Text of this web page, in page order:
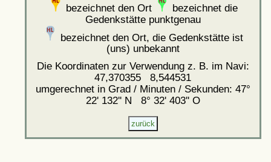
bezeichnet den Ort
bezeichnet die
Gedenkstätte punktgenau
bezeichnet den Ort, die Gedenkstätte ist
(uns) unbekannt
Die Koordinaten zur Verwendung z. B. im Navi:
47,370355 8,544531
umgerechnet in Grad / Minuten / Sekunden: 47°
22' 132'' N 8° 32' 403'' O